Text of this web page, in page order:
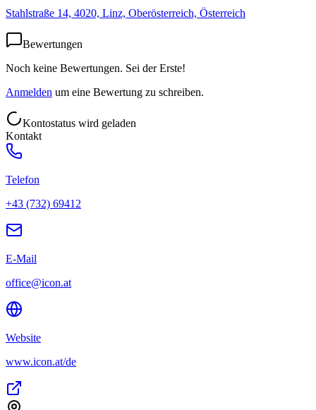
Stahlstraße 14, 4020, Linz, Oberösterreich, Österreich
Bewertungen
Noch keine Bewertungen. Sei der Erste!
Anmelden um eine Bewertung zu schreiben.
Kontostatus wird geladen
Kontakt
Telefon
+43 (732) 69412
E-Mail
office@icon.at
Website
www.icon.at/de